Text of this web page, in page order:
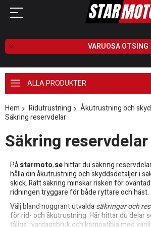
VARUOSA OTSING
ALLA PRODUKTER
Hem Ridutrustning
Åkutrustning och
Säkring reservdelar
Säkring reservdelar
Påstarmoto.sehittar du säkring
hålla din åkutrustning och skyddsdetaljer i
skick. Rätt säkring minskar risken för
ridningen tryggare för både ryttare och häst.
Välj bland noggrant utvaldasäkringar och
för rid- och åkutrustning. Här hittar du delar
tåliga i vardagsbruk och kompatibla med